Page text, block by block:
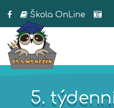
Škola OnLine
5.